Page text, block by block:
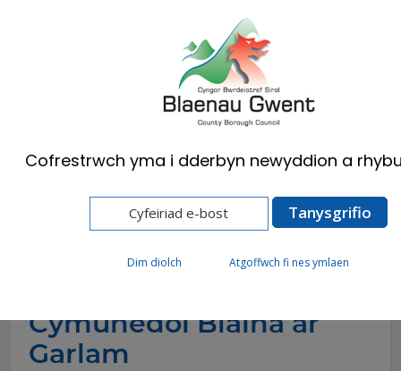
English
Clwb Chwaraeon Cymunedol Blaina ar Garlam
Cymunedol Blaina ar
Garlam
Cofrestrwch yma i dderbyn newyddion a
Dim diolch Atgoffwch fi nes ymlaen